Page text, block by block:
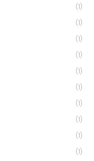
(1)
(1)
(1)
(1)
(1)
(1)
(1)
(1)
(1)
(1)